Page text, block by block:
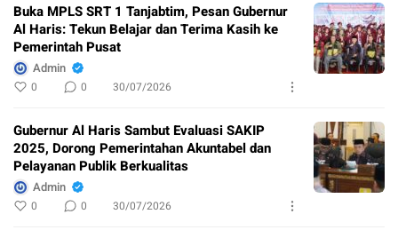
Buka MPLS SRT 1 Tanjabtim, Pesan Gubernur
Al Haris: Tekun Belajar dan Terima Kasih ke
Pemerintah Pusat
Admin
0 0 30/07/2026
Gubernur Al Haris Sambut Evaluasi SAKIP
2025, Dorong Pemerintahan Akuntabel dan
Pelayanan Publik Berkualitas
Admin
0 0 30/07/2026